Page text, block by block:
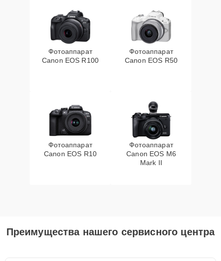
Фотоаппарат
Canon EOS R100
Фотоаппарат
Canon EOS R50
Фотоаппарат
Canon EOS R10
Фотоаппарат
Canon EOS M6
Mark II
Преимущества нашего сервисного центра